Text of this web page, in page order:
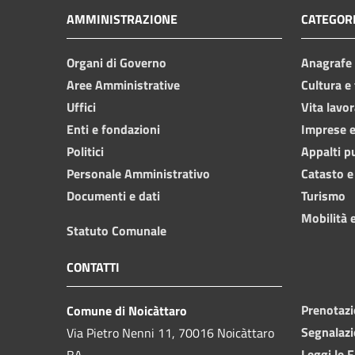
AMMINISTRAZIONE
Organi di Governo
Aree Amministrative
Uffici
Enti e fondazioni
Politici
Personale Amministrativo
Documenti e dati
Statuto Comunale
Cultura
Vita
Imprese
Appalti
Catasto
Turismo
Mobilità
CONTATTI
Comune di Noicàttaro
Via Pietro Nenni 11, 70016 Noicàttaro